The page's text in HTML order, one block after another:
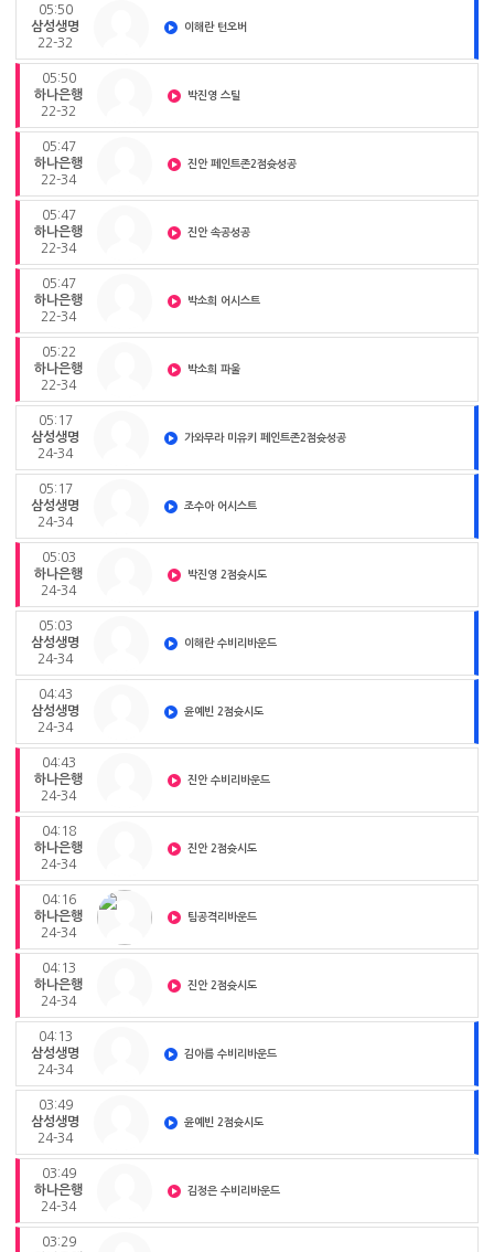
05:50
삼성생명
22-32
이해란 턴오버
05:50
하나은행
22-32
박진영 스틸
05:47
하나은행
22-34
진안 페인트존2점슛성공
05:47
하나은행
22-34
진안 속공성공
05:47
하나은행
22-34
박소희 어시스트
05:22
하나은행
22-34
박소희 파울
05:17
삼성생명
24-34
가와무라 미유키 페인트존2점슛성공
05:17
삼성생명
24-34
조수아 어시스트
05:03
하나은행
24-34
박진영 2점슛시도
05:03
삼성생명
24-34
이해란 수비리바운드
04:43
삼성생명
24-34
윤예빈 2점슛시도
04:43
하나은행
24-34
진안 수비리바운드
04:18
하나은행
24-34
진안 2점슛시도
04:16
하나은행
24-34
팀공격리바운드
04:13
하나은행
24-34
진안 2점슛시도
04:13
삼성생명
24-34
김아름 수비리바운드
03:49
삼성생명
24-34
윤예빈 2점슛시도
03:49
하나은행
24-34
김정은 수비리바운드
03:29